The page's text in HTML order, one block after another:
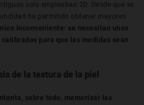
solo empleaban 2D. Desde que se
ha permitido obtener mayores
inconveniente: se necesitan unos
para que las medidas sean
de la textura de la piel
sobre todo, memorizar las